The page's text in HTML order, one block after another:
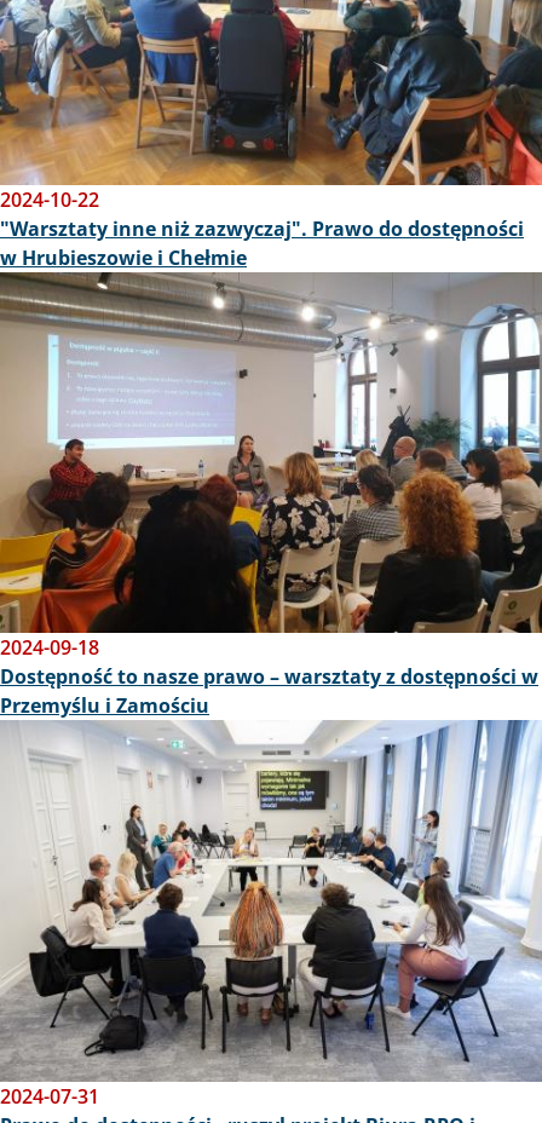
2024-10-22
"Warsztaty inne niż zazwyczaj". Prawo do dostępności
w Hrubieszowie i Chełmie
Obraz
2024-09-18
Dostępność to nasze prawo – warsztaty z dostępności w
Przemyślu i Zamościu
Obraz
2024-07-31